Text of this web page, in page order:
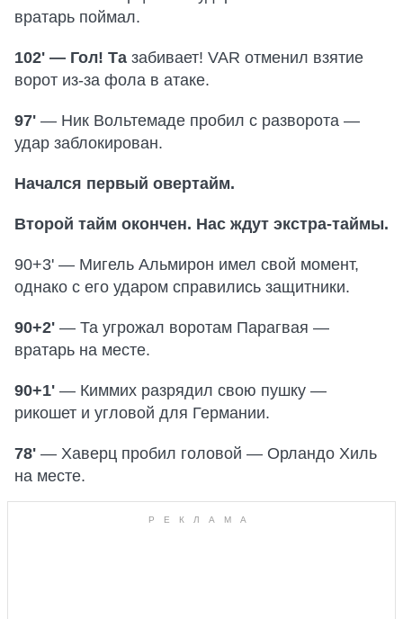
вратарь поймал.
102' — Гол! Та забивает! VAR отменил взятие
ворот из-за фола в атаке.
97' — Ник Вольтемаде пробил с разворота —
удар заблокирован.
Начался первый овертайм.
Второй тайм окончен. Нас ждут экстра-таймы.
90+3' — Мигель Альмирон имел свой момент,
однако с его ударом справились защитники.
90+2' — Та угрожал воротам Парагвая —
вратарь на месте.
90+1' — Киммих разрядил свою пушку —
рикошет и угловой для Германии.
78' — Хаверц пробил головой — Орландо Хиль
на месте.